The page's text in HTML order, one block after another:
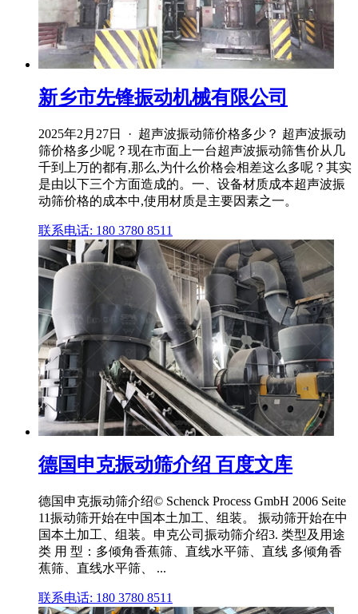
新乡市先锋振动机械有限公司
2025年2月27日 · 超声波振动筛价格多少？ 超声波振动
筛价格多少呢？现在市面上一台超声波振动筛售价从几
千到上万的都有,那么,为什么价格会相差这么多呢？其实
是由以下三个方面造成的。一、设备材质成本超声波振
动筛价格的成本中,使用材质是主要因素之一。
联系电话: 180 3780 8511
德国申克振动筛介绍 百度文库
德国申克振动筛介绍© Schenck Process GmbH 2006 Seite
11振动筛开始在中国本土加工、组装。 振动筛开始在中
国本土加工、组装。申克公司振动筛介绍3. 类型及用途
类 用 型：多倾角香蕉筛、直线水平筛、直线 多倾角香
蕉筛、直线水平筛、 ...
联系电话: 180 3780 8511